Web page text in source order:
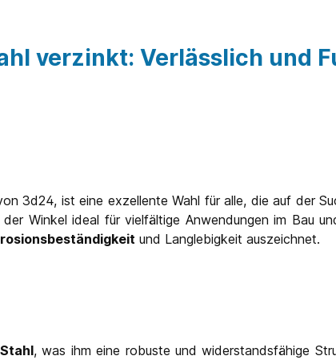
verzinkt: Verlässlich und
3d24, ist eine exzellente Wahl für alle, die auf der
Winkel ideal für vielfältige Anwendungen im Bau
und Langlebigkeit auszeichnet.
, was ihm eine robuste und widerstandsfähige